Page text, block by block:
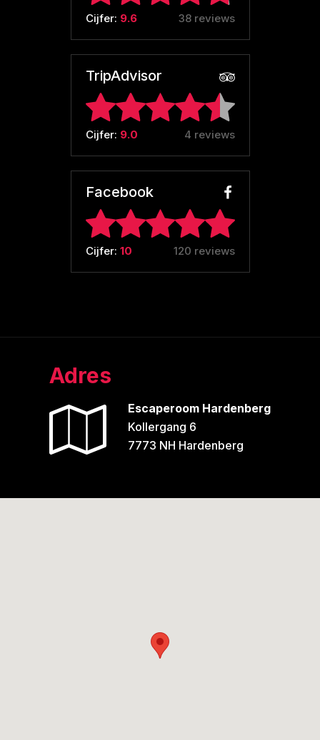
Cijfer: 9.6 38 reviews
TripAdvisor
Cijfer: 9.0 4 reviews
Facebook
Cijfer: 10 120 reviews
Adres
Escaperoom Hardenberg
Kollergang 6
7773 NH Hardenberg